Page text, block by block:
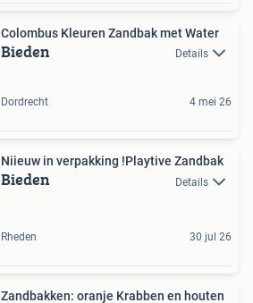
Colombus Kleuren Zandbak met Water
Bieden Details
Dordrecht 4 mei 26
Niieuw in verpakking !Playtive Zandbak
Bieden Details
Rheden 30 jul 26
Zandbakken: oranje Krabben en houten